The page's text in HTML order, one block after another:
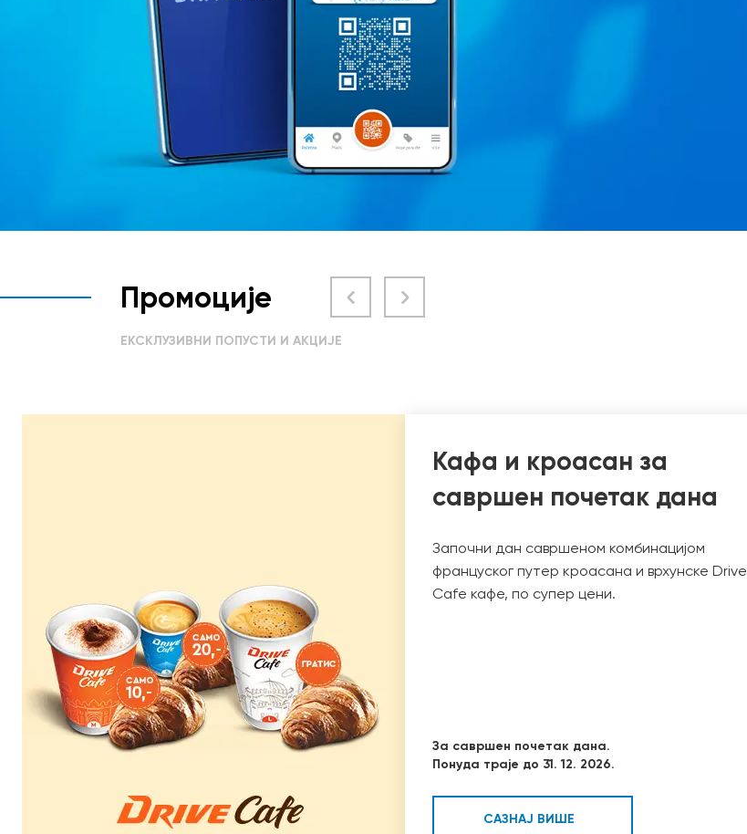
Промоције
ЕКСКЛУЗИВНИ ПОПУСТИ И АКЦИЈЕ
Кафа и кроасан за
савршен почетак дана
Започни дан савршеном комбинацијом
француског путер кроасана и врхунске Drive
Cafe кафе, по супер цени.
За савршен почетак дана.
Понуда траје до 31. 12. 2026.
САЗНАЈ ВИШЕ